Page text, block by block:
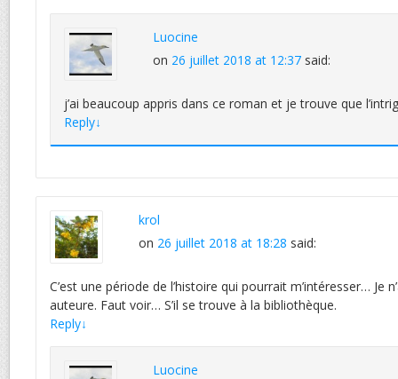
Luocine
on 26 juillet 2018 at 12:37 said:
j’ai beaucoup appris dans ce roman et je trouve que
Reply↓
krol
on 26 juillet 2018 at 18:28 said:
C’est une période de l’histoire qui pourrait m’intéresser… Je
auteure. Faut voir… S’il se trouve à la bibliothèque.
Reply↓
Luocine